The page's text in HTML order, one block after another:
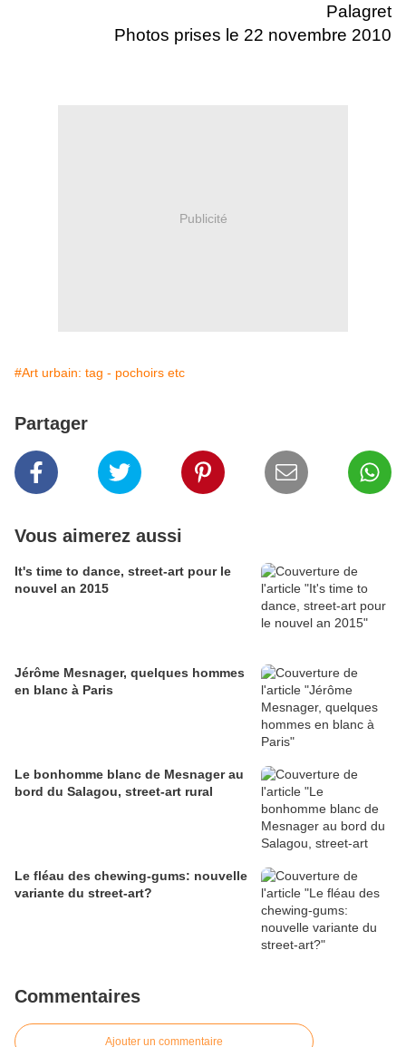
Palagret
Photos prises le 22 novembre 2010
Publicité
#Art urbain: tag - pochoirs etc
Partager
Vous aimerez aussi
It's time to dance, street-art pour le
nouvel an 2015
Jérôme Mesnager, quelques hommes
en blanc à Paris
Le bonhomme blanc de Mesnager au
bord du Salagou, street-art rural
Le fléau des chewing-gums: nouvelle
variante du street-art?
Commentaires
Ajouter un commentaire